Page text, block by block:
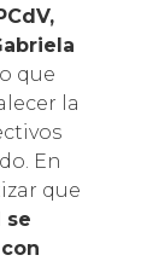
que
la
En
que
se